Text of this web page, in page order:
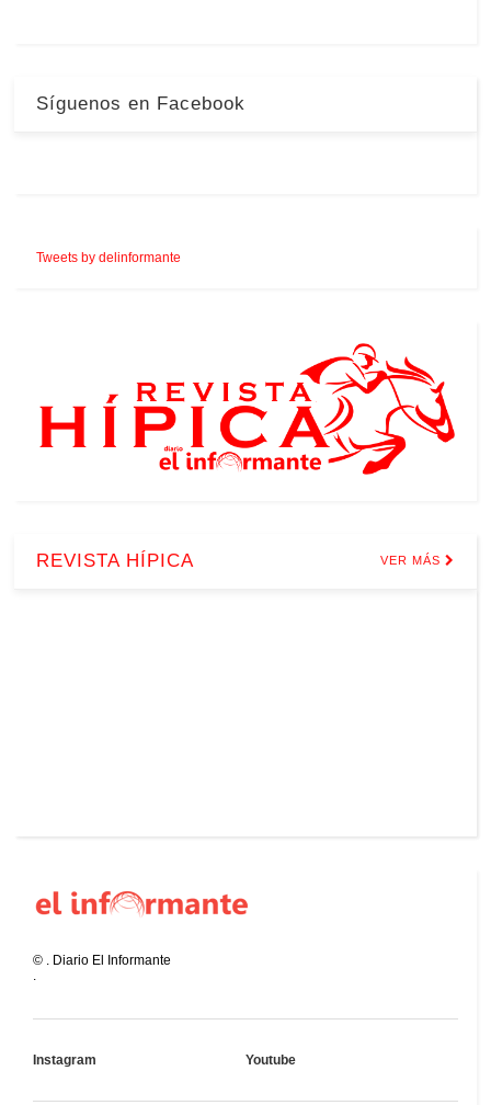
Síguenos en Facebook
Tweets by delinformante
REVISTA HÍPICA VER MÁS
© . Diario El Informante
.
Instagram Youtube